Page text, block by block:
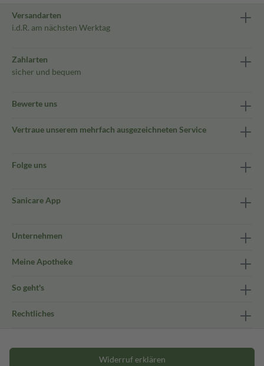
Versandarten
i.d.R. am nächsten Werktag
Zahlarten
sicher und bequem
Bewerte uns
Vertraue unserem mehrfach ausgezeichneten Service
Folge uns
Sanicare App
Unternehmen
Meine Apotheke
So geht's
Rechtliches
Widerruf erklären